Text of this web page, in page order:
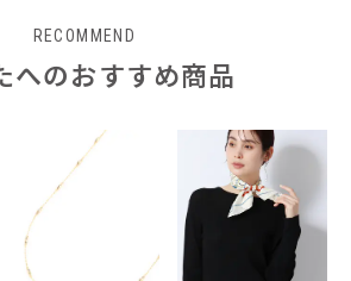
RECOMMEND
へのおすすめ商品